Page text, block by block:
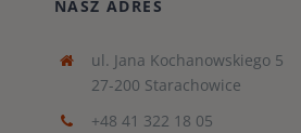
NASZ ADRES
ul. Jana Kochanowskiego 5
27-200 Starachowice
+48 41 322 18 05